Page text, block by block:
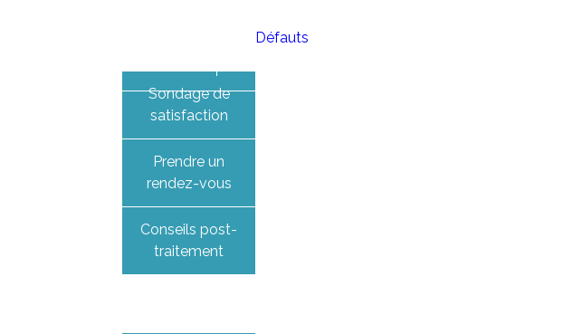
Sondage de
satisfaction
Prendre un
rendez-vous
Conseils post-
traitement
Défauts